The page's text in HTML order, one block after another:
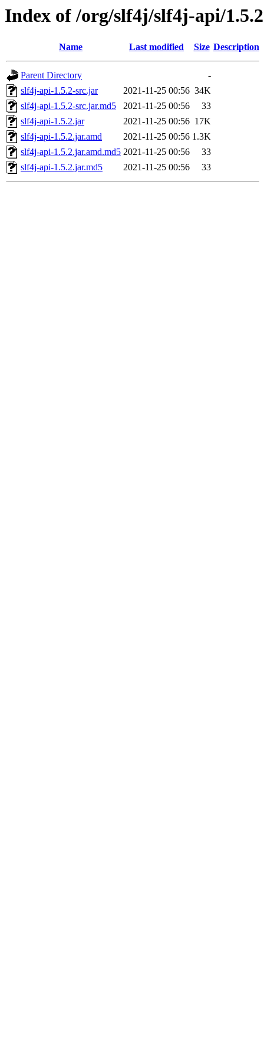
Index of /org/slf4j/slf4j-api/1.5.2
Name Last modified Size Description
Parent Directory
-
slf4j-api-1.5.2-src.jar
2021-11-25 00:56 34K
slf4j-api-1.5.2-src.jar.md5
2021-11-25 00:56
33
slf4j-api-1.5.2.jar
2021-11-25 00:56 17K
slf4j-api-1.5.2.jar.amd
2021-11-25 00:56 1.3K
slf4j-api-1.5.2.jar.amd.md5 2021-11-25 00:56
33
slf4j-api-1.5.2.jar.md5
2021-11-25 00:56 33